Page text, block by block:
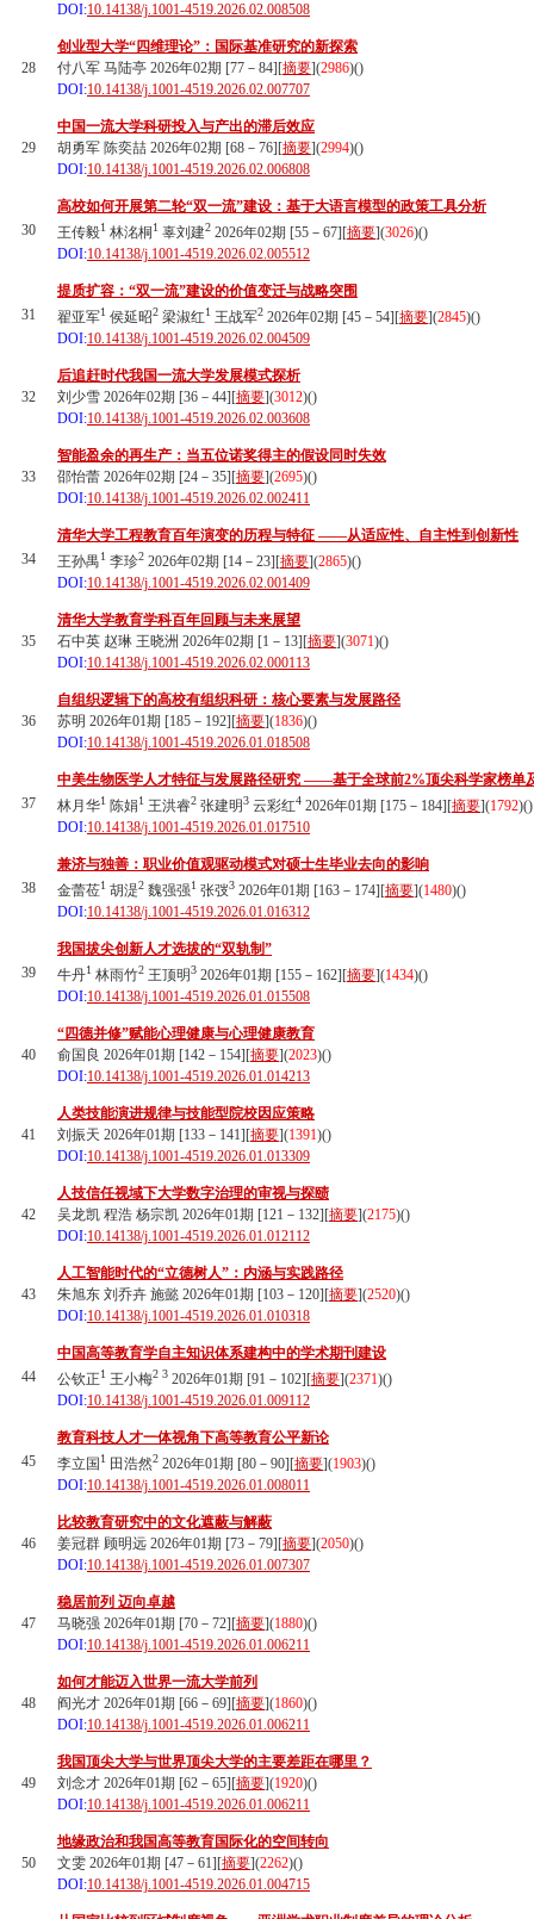
DOI:10.14138/j.1001-4519.2026.02.008508
28
创业型大学“四维理论”：国际基准研究的新探索
付八军 马陆亭 2026年02期 [77－84][摘要](2986)()
DOI:10.14138/j.1001-4519.2026.02.007707
29
中国一流大学科研投入与产出的滞后效应
胡勇军 陈奕喆 2026年02期 [68－76][摘要](2994)()
DOI:10.14138/j.1001-4519.2026.02.006808
30
高校如何开展第二轮“双一流”建设：基于大语言模型的政策工具分析
王传毅1 林洺桐1 辜刘建2 2026年02期 [55－67][摘要](3026)()
DOI:10.14138/j.1001-4519.2026.02.005512
31
提质扩容：“双一流”建设的价值变迁与战略突围
翟亚军1 侯延昭2 梁淑红1 王战军2 2026年02期 [45－54][摘要](2845)()
DOI:10.14138/j.1001-4519.2026.02.004509
32
后追赶时代我国一流大学发展模式探析
刘少雪 2026年02期 [36－44][摘要](3012)()
DOI:10.14138/j.1001-4519.2026.02.003608
33
智能盈余的再生产：当五位诺奖得主的假设同时失效
邵怡蕾 2026年02期 [24－35][摘要](2695)()
DOI:10.14138/j.1001-4519.2026.02.002411
34
清华大学工程教育百年演变的历程与特征 ——从适应性、自主性到创新性
王孙禺1 李珍2 2026年02期 [14－23][摘要](2865)()
DOI:10.14138/j.1001-4519.2026.02.001409
35
清华大学教育学科百年回顾与未来展望
石中英 赵琳 王晓洲 2026年02期 [1－13][摘要](3071)()
DOI:10.14138/j.1001-4519.2026.02.000113
36
自组织逻辑下的高校有组织科研：核心要素与发展路径
苏明 2026年01期 [185－192][摘要](1836)()
DOI:10.14138/j.1001-4519.2026.01.018508
37
中美生物医学人才特征与发展路径研究 ——基于全球前2%顶尖科学家榜单
林月华1 陈娟1 王洪睿2 张建明3 云彩红4 2026年01期 [175－184][摘要](1792)()
DOI:10.14138/j.1001-4519.2026.01.017510
38
兼济与独善：职业价值观驱动模式对硕士生毕业去向的影响
金蕾莅1 胡湜2 魏强强1 张弢3 2026年01期 [163－174][摘要](1480)()
DOI:10.14138/j.1001-4519.2026.01.016312
39
我国拔尖创新人才选拔的“双轨制”
牛丹1 林雨竹2 王顶明3 2026年01期 [155－162][摘要](1434)()
DOI:10.14138/j.1001-4519.2026.01.015508
40
“四德并修”赋能心理健康与心理健康教育
俞国良 2026年01期 [142－154][摘要](2023)()
DOI:10.14138/j.1001-4519.2026.01.014213
41
人类技能演进规律与技能型院校因应策略
刘振天 2026年01期 [133－141][摘要](1391)()
DOI:10.14138/j.1001-4519.2026.01.013309
42
人技信任视域下大学数字治理的审视与探赜
吴龙凯 程浩 杨宗凯 2026年01期 [121－132][摘要](2175)()
DOI:10.14138/j.1001-4519.2026.01.012112
43
人工智能时代的“立德树人”：内涵与实践路径
朱旭东 刘乔卉 施懿 2026年01期 [103－120][摘要](2520)()
DOI:10.14138/j.1001-4519.2026.01.010318
44
中国高等教育学自主知识体系建构中的学术期刊建设
公钦正1 王小梅2 3 2026年01期 [91－102][摘要](2371)()
DOI:10.14138/j.1001-4519.2026.01.009112
45
教育科技人才一体视角下高等教育公平新论
李立国 1 田浩然2 2026年01期 [80－90][摘要](1903)()
DOI:10.14138/j.1001-4519.2026.01.008011
46
比较教育研究中的文化遮蔽与解蔽
姜冠群 顾明远 2026年01期 [73－79][摘要](2050)()
DOI:10.14138/j.1001-4519.2026.01.007307
47
稳居前列 迈向卓越
马晓强 2026年01期 [70－72][摘要](1880)()
DOI:10.14138/j.1001-4519.2026.01.006211
48
如何才能迈入世界一流大学前列
阎光才 2026年01期 [66－69][摘要](1860)()
DOI:10.14138/j.1001-4519.2026.01.006211
49
我国顶尖大学与世界顶尖大学的主要差距在哪里？
刘念才 2026年01期 [62－65][摘要](1920)()
DOI:10.14138/j.1001-4519.2026.01.006211
50
地缘政治和我国高等教育国际化的空间转向
文雯 2026年01期 [47－61][摘要](2262)()
DOI:10.14138/j.1001-4519.2026.01.004715